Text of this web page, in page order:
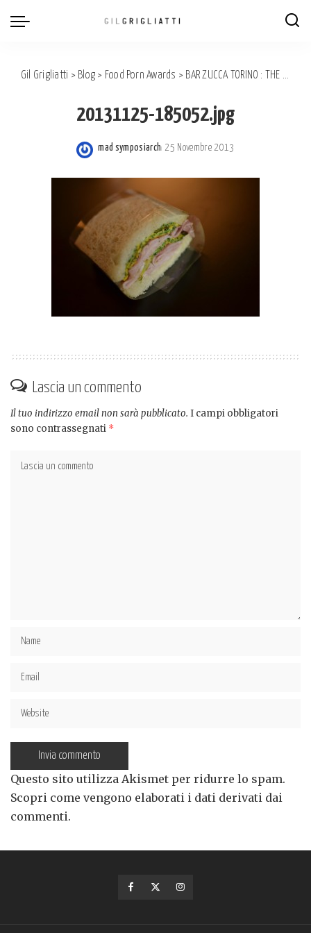
Gil Grigliatti > Blog > Food Porn Awards > BAR ZUCCA TORINO : THE ‘ TRAMEZZINI ‘ TASTING.
20131125-185052.jpg
Posted
mad symposiarch 25 Novembre 2013
Lascia un commento
Il tuo indirizzo email non sarà pubblicato. I campi obbligatori
sono contrassegnati *
Questo sito utilizza Akismet per ridurre lo spam.
Scopri come vengono elaborati i dati derivati dai
commenti.